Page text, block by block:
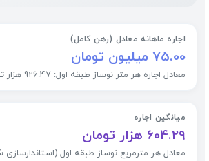
اجاره ماهانه معادل (رهن کامل)
75.00 میلیون تومان
معادل اجاره هر متر نوساز طبقه اول: 926.47 هزار تومان
میانگین اجاره
604.29 هزار تومان
معادل هر مترمربع نوساز طبقه اول